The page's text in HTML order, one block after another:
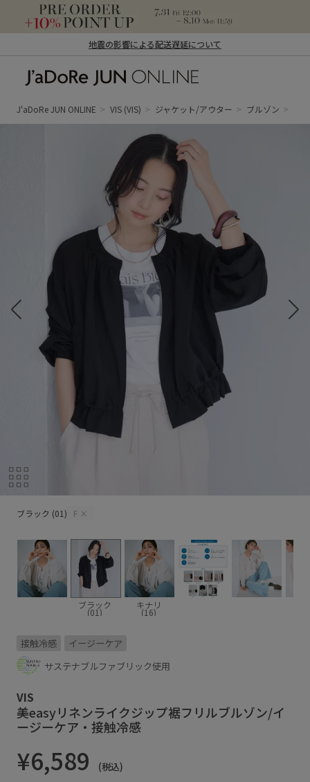
地震の影響による配送遅延について
ン オンライン）
J'aDoRe JUN ONLINE VIS (VIS) ジャケット/アウター ブルゾン
ブラック (01) F ×
ブラック
(01)
キナリ
(16)
接触冷感
イージーケア
サステナブルファブリック使用
VIS
美easyリネンライクジップ裾フリルブルゾン/イ
ージーケア・接触冷感
¥6,589 (税込)